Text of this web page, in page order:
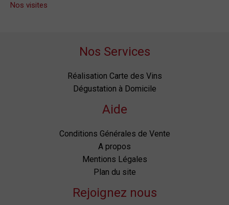
Nos visites
Nos Services
Réalisation Carte des Vins
Dégustation à Domicile
Aide
Conditions Générales de Vente
A propos
Mentions Légales
Plan du site
Rejoignez nous